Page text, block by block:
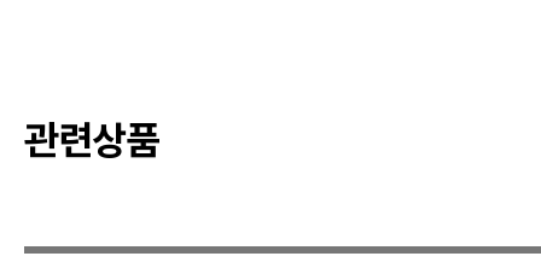
관련상품